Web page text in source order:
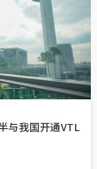
与我国开通VTL